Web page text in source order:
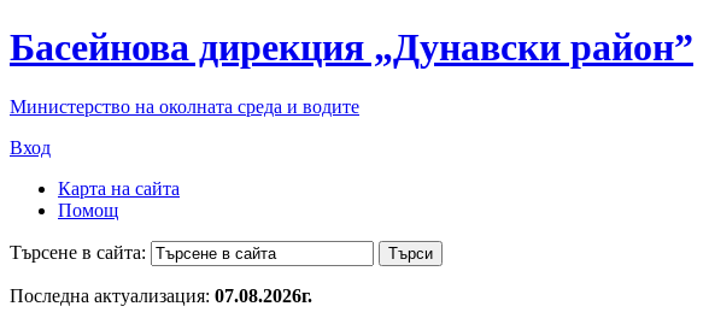
Басейнова дирекция „Дунавски район”
Министерство на околната среда и водите
Вход
Карта на сайта
Помощ
Търсене в сайта:
Последна актуализация: 07.08.2026г.